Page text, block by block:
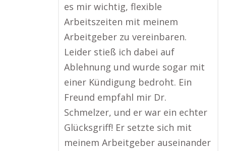
es mir wichtig, flexible
Arbeitszeiten mit meinem
Arbeitgeber zu vereinbaren.
Leider stieß ich dabei auf
Ablehnung und wurde sogar mit
einer Kündigung bedroht. Ein
Freund empfahl mir Dr.
Schmelzer, und er war ein echter
Glücksgriff! Er setzte sich mit
meinem Arbeitgeber auseinander